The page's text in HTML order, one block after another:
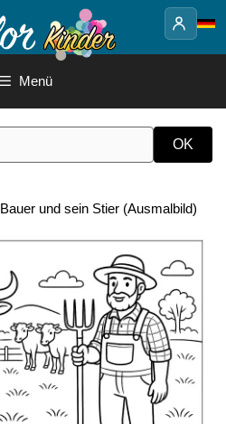
Menü
Bauer und sein Stier (Ausmalbild)